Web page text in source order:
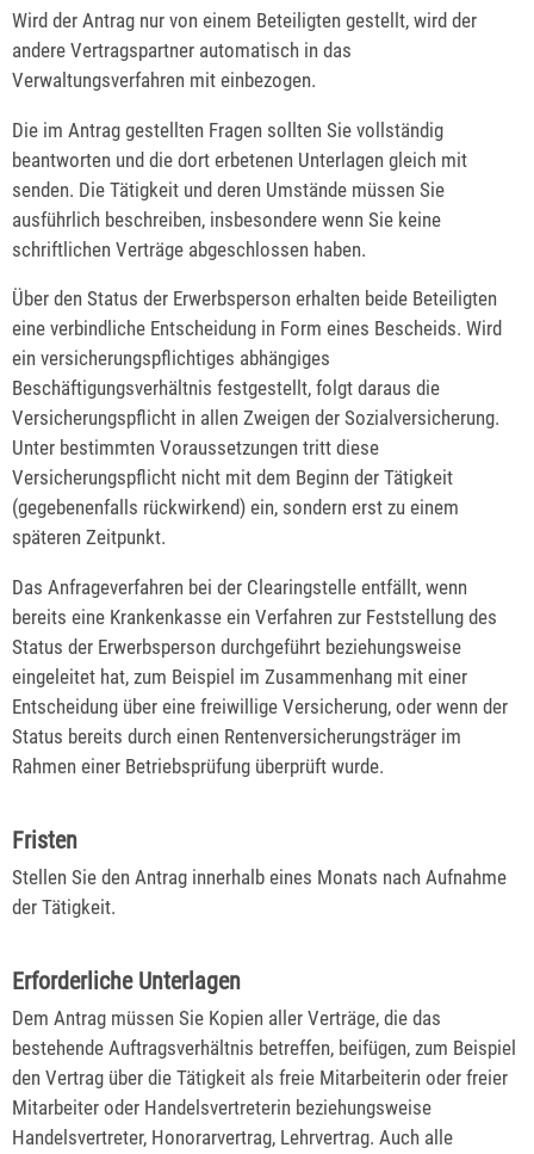
Wird der Antrag nur von einem Beteiligten gestellt, wird der
andere Vertragspartner automatisch in das
Verwaltungsverfahren mit einbezogen.
Die im Antrag gestellten Fragen sollten Sie vollständig
beantworten und die dort erbetenen Unterlagen gleich mit
senden. Die Tätigkeit und deren Umstände müssen Sie
ausführlich beschreiben, insbesondere wenn Sie keine
schriftlichen Verträge abgeschlossen haben.
Über den Status der Erwerbsperson erhalten beide Beteiligten
eine verbindliche Entscheidung in Form eines Bescheids. Wird
ein versicherungspflichtiges abhängiges
Beschäftigungsverhältnis festgestellt, folgt daraus die
Versicherungspflicht in allen Zweigen der Sozialversicherung.
Unter bestimmten Voraussetzungen tritt diese
Versicherungspflicht nicht mit dem Beginn der Tätigkeit
(gegebenenfalls rückwirkend) ein, sondern erst zu einem
späteren Zeitpunkt.
Das Anfrageverfahren bei der Clearingstelle entfällt, wenn
bereits eine Krankenkasse ein Verfahren zur Feststellung des
Status der Erwerbsperson durchgeführt beziehungsweise
eingeleitet hat, zum Beispiel im Zusammenhang mit einer
Entscheidung über eine freiwillige Versicherung, oder wenn der
Status bereits durch einen Rentenversicherungsträger im
Rahmen einer Betriebsprüfung überprüft wurde.
Fristen
Stellen Sie den Antrag innerhalb eines Monats nach Aufnahme
der Tätigkeit.
Erforderliche Unterlagen
Dem Antrag müssen Sie Kopien aller Verträge, die das
bestehende Auftragsverhältnis betreffen, beifügen, zum Beispiel
den Vertrag über die Tätigkeit als freie Mitarbeiterin oder freier
Mitarbeiter oder Handelsvertreterin beziehungsweise
Handelsvertreter, Honorarvertrag, Lehrvertrag. Auch alle